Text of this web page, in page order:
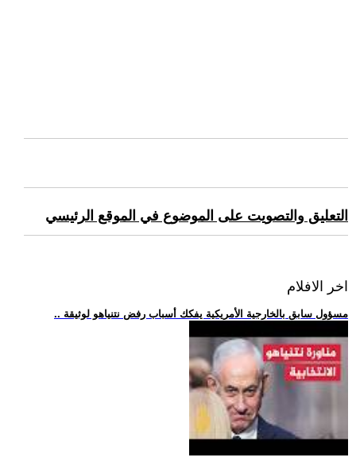
التعليق والتصويت على الموضوع في الموقع الرئيسي
اخر الافلام
.. مسؤول سابق بالخارجية الأمريكية يفكك أسباب رفض نتنياهو لوثيقة